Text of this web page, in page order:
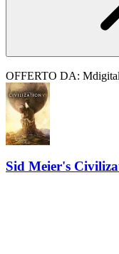
OFFERTO DA:
Sid Meier's